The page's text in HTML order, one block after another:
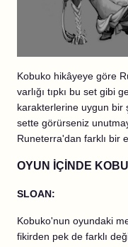
Kobuko hikâyeye göre
varlığı tıpkı bu set gibi
karakterlerine uygun bir
sette görürseniz
Runeterra'dan farklı bir
OYUN İÇİNDE
SLOAN:
Kobuko'nun oyundaki
fikirden pek de farklı